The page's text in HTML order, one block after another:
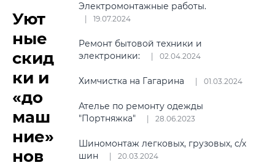
Уют
ные
скид
ки и
«до
маш
ние»
нов
Электромонтажные работы.
19.07.2024
Ремонт бытовой техники и
электроники:
02.04.2024
Химчистка на Гагарина 01.03.2024
Ателье по ремонту одежды
"Портняжка"
28.06.2023
Шиномонтаж легковых, грузовых, с/х
шин
20.03.2024